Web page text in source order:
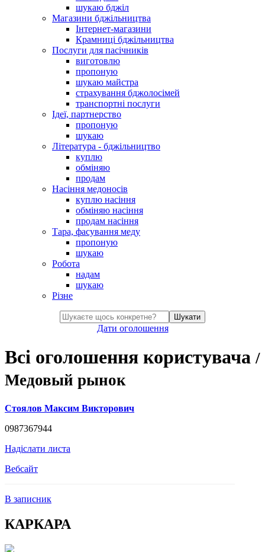
шукаю бджіл
Магазини бджільництва
Інтернет-магазини
Крамниці бджільництва
Послуги для пасічників
виготовлю
пропоную
шукаю майстра
страхування бджолосімей
транспортні послуги
Ідеї, партнерство
пропоную
шукаю
Література - бджільництво
куплю
обміняю
продам
Насіння медоносів
куплю насіння
обміняю насіння
продам насіння
Тара, фасування меду
пропоную
шукаю
Робота
надам
шукаю
Різне
Шукати
Дати оголошення
Всі оголошення користувача/
Медовый рынок
Стоялов Максим Викторович
0987367944
Надіслати листа
Вебсайт
В записник
КАРКАРА